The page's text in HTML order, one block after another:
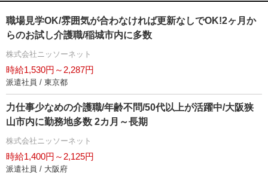
職場見学OK/雰囲気が合わなければ更新なしでOK!2ヶ月か
らのお試し介護職/稲城市内に多数
株式会社ニッソーネット
時給1,530円～2,287円
派遣社員 / 東京都
力仕事少なめの介護職/年齢不問/50代以上が活躍中/大阪狭
山市内に勤務地多数 2カ月～長期
株式会社ニッソーネット
時給1,400円～2,125円
派遣社員 / 大阪府